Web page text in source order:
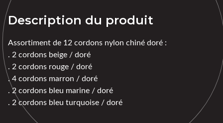
Description du produit
Assortiment de 12 cordons nylon chiné doré :
. 2 cordons beige / doré
. 2 cordons rouge / doré
. 4 cordons marron / doré
. 2 cordons bleu marine / doré
. 2 cordons bleu turquoise / doré